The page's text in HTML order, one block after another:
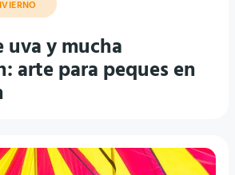
uva y mucha
arte para peques en